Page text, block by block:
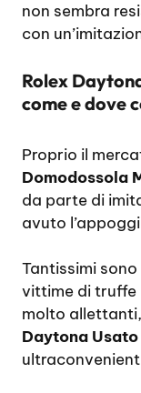
non sembra
con
Rolex
come e dove
Proprio il
Domodossola
da parte di
avuto
Tantissimi
vittime di truffe
molto
Daytona